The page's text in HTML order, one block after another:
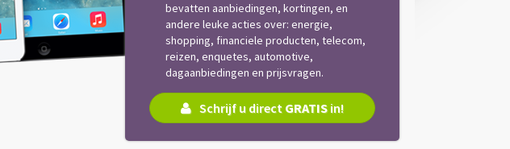
bevatten aanbiedingen, kortingen, en
andere leuke acties over: energie,
shopping, financiele producten, telecom,
reizen, enquetes, automotive,
dagaanbiedingen en prijsvragen.
Schrijf u direct GRATIS in!